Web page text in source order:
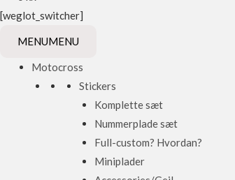
[weglot_switcher]
MENUMENU
Motocross
Stickers
Komplette sæt
Nummerplade sæt
Full-custom? Hvordan?
Miniplader